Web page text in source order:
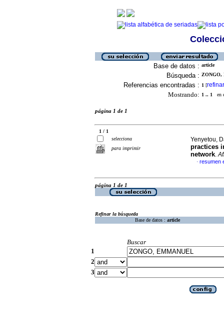
Base de datos : article
Búsqueda : ZONGO,
Referencias encontradas : 1 [refinar
Mostrando: 1 .. 1 en
página 1 de 1
1 / 1
selecciona
para imprimir
Yenyetou,
practices
network.
· resumen
página 1 de 1
Refinar la búsqueda
Base de datos : article
Buscar
1
2
3